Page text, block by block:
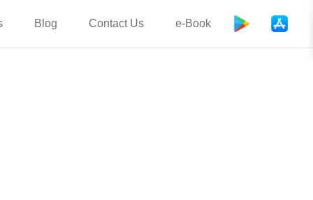
Blog Contact Us e-Book